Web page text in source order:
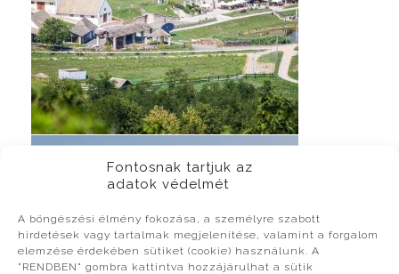
Fontosnak tartjuk az
adatok védelmét
A böngészési élmény fokozása, a személyre szabott
hirdetések vagy tartalmak megjelenítése, valamint a forgalom
elemzése érdekében sütiket (cookie) használunk. A
"RENDBEN" gombra kattintva hozzájárulhat a sütik